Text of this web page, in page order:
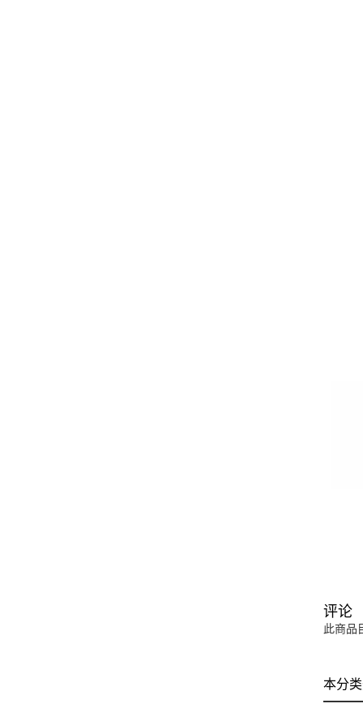
评论
此商品
本分